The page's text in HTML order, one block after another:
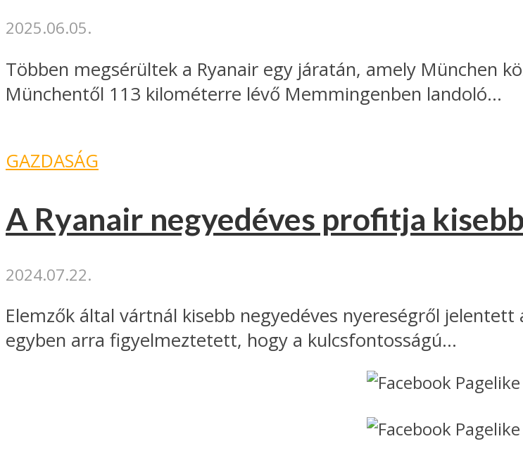
2025.06.05.
Többen megsérültek a Ryanair egy járatán, amely München
Münchentől 113 kilométerre lévő Memmingenben landoló...
GAZDASÁG
A Ryanair negyedéves profitja
2024.07.22.
Elemzők által vártnál kisebb negyedéves nyereségről
egyben arra figyelmeztetett, hogy a kulcsfontosságú...